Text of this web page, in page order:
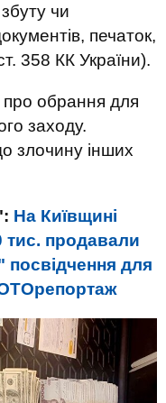
чи
печаток,
358 КК України).
про обрання для
заходу.
злочину інших
На Київщині
тис. продавали
посвідчення для